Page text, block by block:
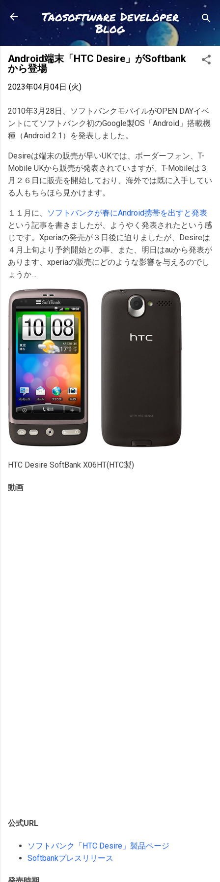
スキップしてメイン コンテンツに移動
Taosoftware Developer
Blog
Android端末「HTC Desire」がSoftbank
から登場
2023年04月04日 (火)
2010年3月28日、ソフトバンクモバイルがOPEN DAYイベ
ントにてソフトバンク初のGoogle製OS「Android」搭載機
種（Android 2.1）を発表しました。
Desireは端末の販売が早いUKでは、ボーダーフォン、T-
Mobile UKから販売が発表されていますが、T-Mobileは３
月２６日に販売を開始しており、海外では既に入手してい
る人もちらほら見かけます。
１１月に、
ソフトバンクが春にAndroid携帯を出すと発表
という記事を書きましたが、ようやく発表されたという感
じです。Xperiaの発売が３日後に迫りましたが、Desireは
４月上旬より予約開始との事、また、明日はauから発表が
あります、xperiaの販売にどのような影響を与えるのでし
ょうか…
HTC Desire SoftBank X06HT(HTC製)
動画
公式URL
ソフトバンク「HTC Desire」製品ページ
Softbankプレスリリース